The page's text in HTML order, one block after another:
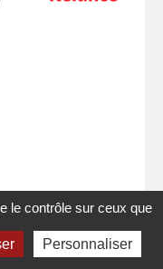
le contrôle sur ceux que
Personnaliser